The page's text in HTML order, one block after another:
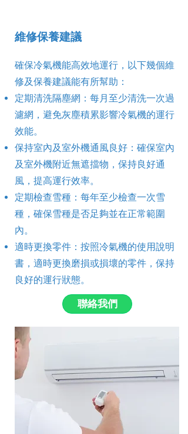
維修保養建議
確保冷氣機能高效地運行，以下幾個維
修及保養建議能有所幫助：
定期清洗隔塵網：每月至少清洗一次過
濾網，避免灰塵積累影響冷氣機的運行
效能。
保持室內及室外機通風良好：確保室內
及室外機附近無遮擋物，保持良好通
風，提高運行效率。
定期檢查雪種：每年至少檢查一次雪
種，確保雪種是否足夠並在正常範圍
內。
適時更換零件：按照冷氣機的使用說明
書，適時更換磨損或損壞的零件，保持
良好的運行狀態。
聯絡我們